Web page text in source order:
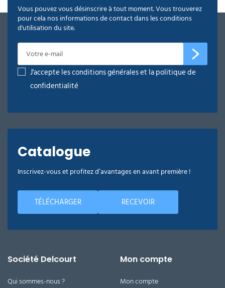
Vous pouvez vous désinscrire à tout moment. Vous trouverez
pour cela nos informations de contact dans les conditions
d'utilisation du site.
J'accepte les conditions générales et la politique de
confidentialité
Catalogue
Inscrivez-vous et profitez d’avantages en avant première !
TÉLÉCHARGER RECEVOIR
Société Delcourt
Qui sommes-nous ?
Mon compte
Mon compte